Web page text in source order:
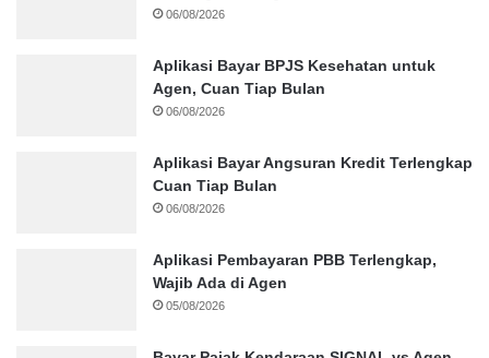
06/08/2026
Aplikasi Bayar BPJS Kesehatan untuk
Agen, Cuan Tiap Bulan
06/08/2026
Aplikasi Bayar Angsuran Kredit Terlengkap
Cuan Tiap Bulan
06/08/2026
Aplikasi Pembayaran PBB Terlengkap,
Wajib Ada di Agen
05/08/2026